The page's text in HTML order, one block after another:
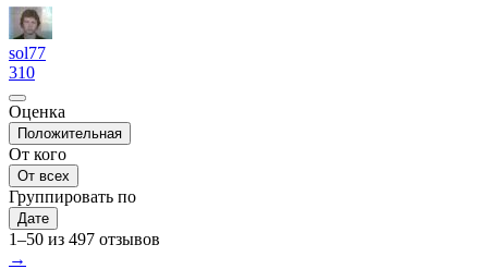
sol77
310
Оценка
Положительная
От кого
От всех
Группировать по
Дате
1–50 из 497 отзывов
→